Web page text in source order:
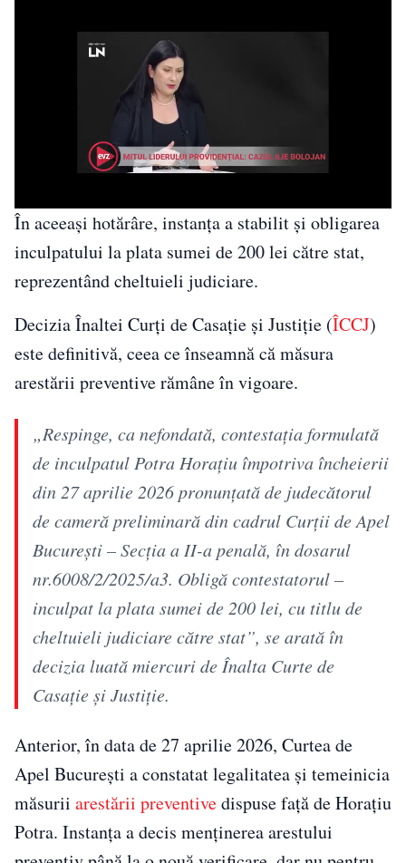
În aceeași hotărâre, instanța a stabilit și obligarea
inculpatului la plata sumei de 200 lei către stat,
reprezentând cheltuieli judiciare.
Decizia Înaltei Curți de Casație și Justiție (ÎCCJ)
este definitivă, ceea ce înseamnă că măsura
arestării preventive rămâne în vigoare.
„Respinge, ca nefondată, contestaţia formulată
de inculpatul Potra Horaţiu împotriva încheierii
din 27 aprilie 2026 pronunţată de judecătorul
de cameră preliminară din cadrul Curţii de Apel
Bucureşti – Secţia a II-a penală, în dosarul
nr.6008/2/2025/a3. Obligă contestatorul –
inculpat la plata sumei de 200 lei, cu titlu de
cheltuieli judiciare către stat”, se arată în
decizia luată miercuri de Înalta Curte de
Casație și Justiție.
Anterior, în data de 27 aprilie 2026, Curtea de
Apel București a constatat legalitatea și temeinicia
măsurii arestării preventivedispuse față de Horațiu
Potra. Instanța a decis menținerea arestului